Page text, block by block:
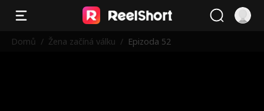
Domů / Žena začíná válku / Epizoda 52